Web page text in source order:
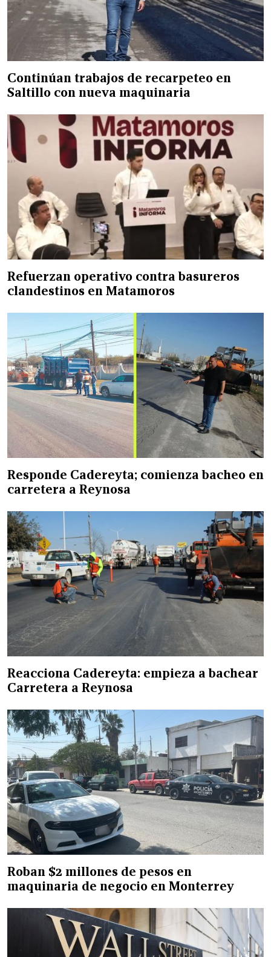
Continúan trabajos de recarpeteo en
Saltillo con nueva maquinaria
Refuerzan operativo contra basureros
clandestinos en Matamoros
Responde Cadereyta; comienza bacheo en
carretera a Reynosa
Reacciona Cadereyta: empieza a bachear
Carretera a Reynosa
Roban $2 millones de pesos en
maquinaria de negocio en Monterrey